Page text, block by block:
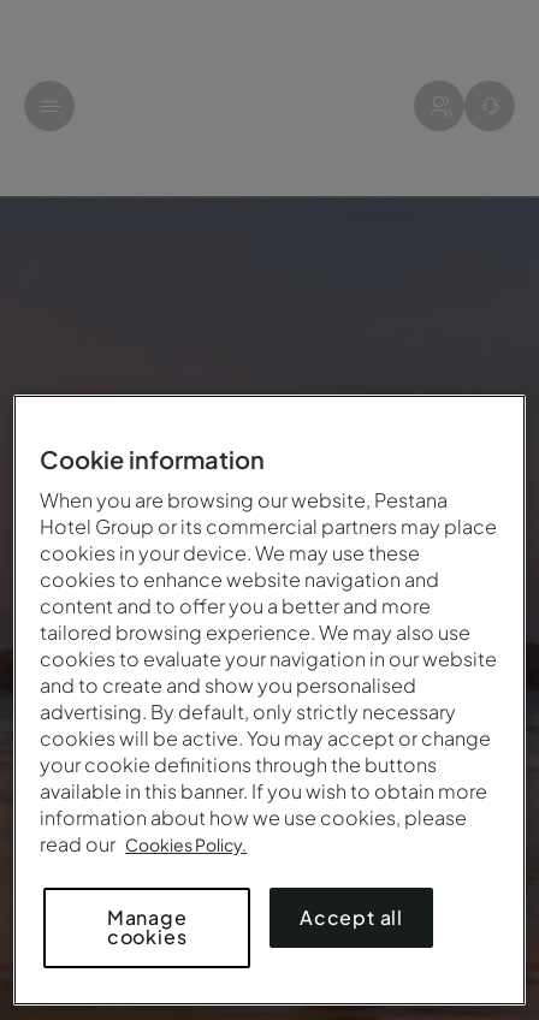
O verão fica até ao
último raio de sol
Desde 52€/ noite
Cookie information
When you are browsing our website, Pestana
Hotel Group or its commercial partners may place
cookies in your device. We may use these
cookies to enhance website navigation and
content and to offer you a better and more
tailored browsing experience. We may also use
cookies to evaluate your navigation in our website
and to create and show you personalised
advertising. By default, only strictly necessary
cookies will be active. You may accept or change
your cookie definitions through the buttons
available in this banner. If you wish to obtain more
information about how we use cookies, please
read our Cookies Policy.
Manage
cookies
Accept all